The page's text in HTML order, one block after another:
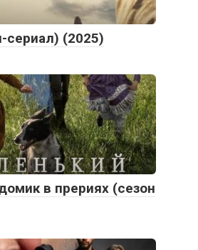
сериал) (2025)
в прериях (сезон